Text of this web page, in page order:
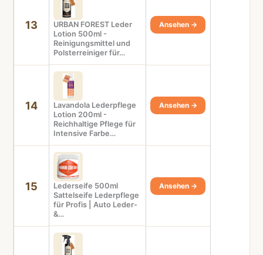
13
URBAN FOREST Leder
Lotion 500ml -
Reinigungsmittel und
Polsterreiniger für…
Ansehen →
14
Lavandola Lederpflege
Lotion 200ml -
Reichhaltige Pflege für
Intensive Farbe…
Ansehen →
15
Lederseife 500ml
Sattelseife Lederpflege
für Profis | Auto Leder-
&…
Ansehen →